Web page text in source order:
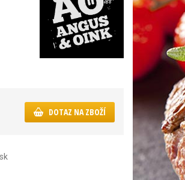
DOTAZ NA ZBOŽÍ